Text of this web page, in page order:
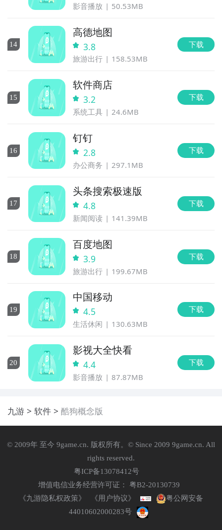
影音播放 50.53MB
14
高德地图
3.8
旅游出行 158.53MB
下载
15
软件商店
3.2
系统工具 24.6MB
下载
16
钉钉
2.8
办公商务 297.1MB
下载
17
头条搜索极速版
4.8
新闻阅读 141.39MB
下载
18
百度地图
3.9
旅游出行 199.67MB
下载
19
中国移动
4.5
生活休闲 130.63MB
下载
20
影视大全快看
4.4
影音播放 87.87MB
下载
九游 软件 酷狗概念版
© 2009年 至今 9game.cn. 版权所有。© Since 2009 9game.cn. All
rights reserved.
粤ICP备13078412号
增值电信业务经营许可证： 粤B2-20130739
《九游隐私权政策》
《用户协议》
粤公网安备
44010602000283号